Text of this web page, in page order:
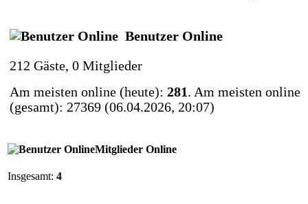
Benutzer Online
212 Gäste, 0 Mitglieder
Am meisten online (heute): 281. Am meisten online
(gesamt): 27369 (06.04.2026, 20:07)
Mitglieder Online
Insgesamt: 4